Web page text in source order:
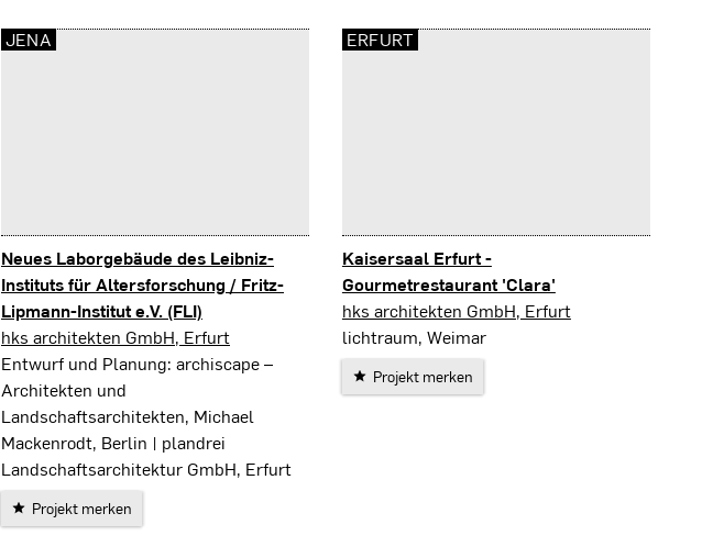
Neues Laborgebäude des Leibniz-
Instituts für Altersforschung / Fritz-
Lipmann-Institut e.V. (FLI)
Jena
hks architekten GmbH, Erfurt
Entwurf und Planung: archiscape –
Architekten und
Landschaftsarchitekten, Michael
Mackenrodt, Berlin | plandrei
Landschaftsarchitektur GmbH, Erfurt
Projekt merken
JENA
Kaisersaal Erfurt -
Gourmetrestaurant 'Clara'
Erfurt
hks architekten GmbH, Erfurt
lichtraum, Weimar
Projekt merken
ERFURT